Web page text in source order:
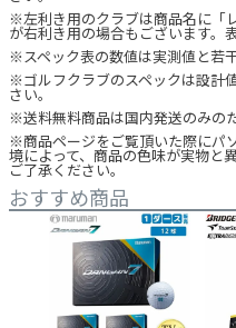
※左利き用のクラブは商品名に「
が右利き用の場合もございます。
※スペック表の数値は実測値と若
※ゴルフクラブのスペックは設計
さい。
※送料無料商品は国内発送のみの
※商品ページをご覧頂いた際にパ
境によって、商品の色味が実物と
ご了承ください。
おすすめ商品